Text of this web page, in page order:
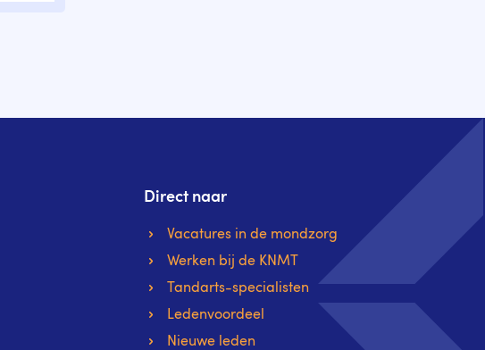
Direct naar
Vacatures in de mondzorg
Werken bij de KNMT
Tandarts-specialisten
Ledenvoordeel
Nieuwe leden